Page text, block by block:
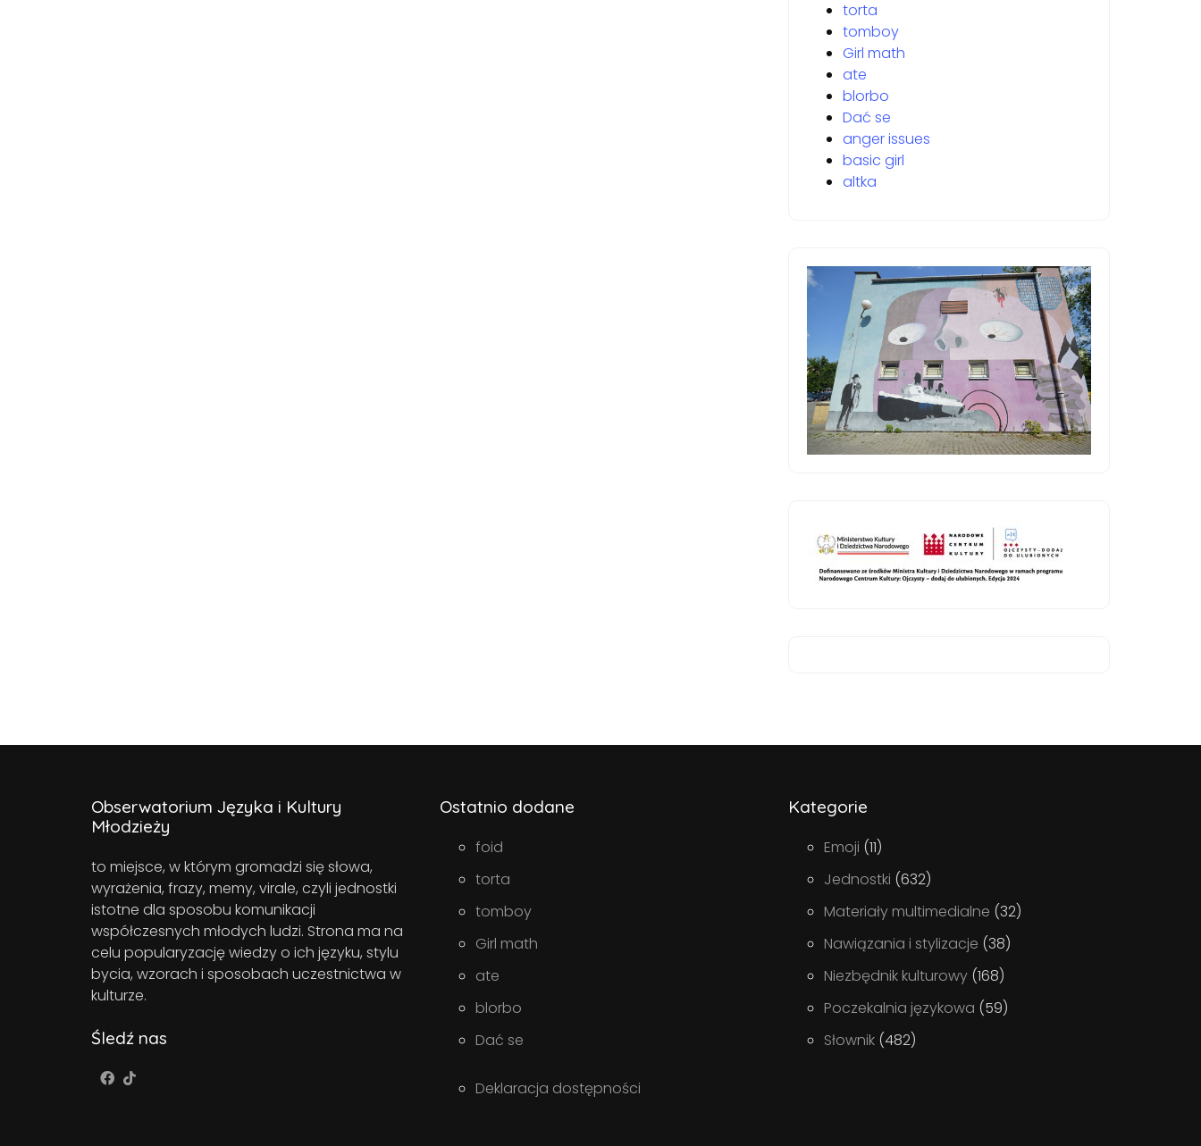
torta
tomboy
Girl math
ate
blorbo
Dać se
anger issues
basic girl
altka
Obserwatorium Języka i Kultury
Młodzieży
to miejsce, w którym gromadzi się słowa,
wyrażenia, frazy, memy, virale, czyli jednostki
istotne dla sposobu komunikacji
współczesnych młodych ludzi. Strona ma na
celu popularyzację wiedzy o ich języku, stylu
bycia, wzorach i sposobach uczestnictwa w
kulturze.
Śledź nas
Ostatnio dodane
foid
torta
tomboy
Girl math
ate
blorbo
Dać se
Deklaracja dostępności
Kategorie
Emoji (11)
Jednostki (632)
Materiały multimedialne (32)
Nawiązania i stylizacje (38)
Niezbędnik kulturowy (168)
Poczekalnia językowa (59)
Słownik (482)